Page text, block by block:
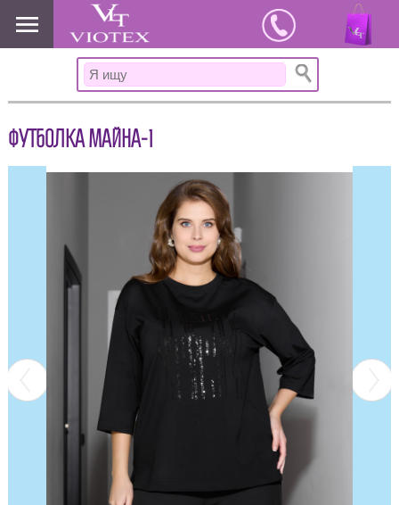
www.viotex37.ru
ФУТБОЛКА МАЙНА-1